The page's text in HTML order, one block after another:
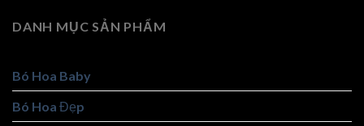
DANH MỤC SẢN PHẨM
Bó Hoa Baby
Bó Hoa Đẹp